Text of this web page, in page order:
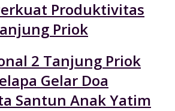
Produktivitas
Priok
2 Tanjung Priok
Gelar Doa
Santun Anak Yatim